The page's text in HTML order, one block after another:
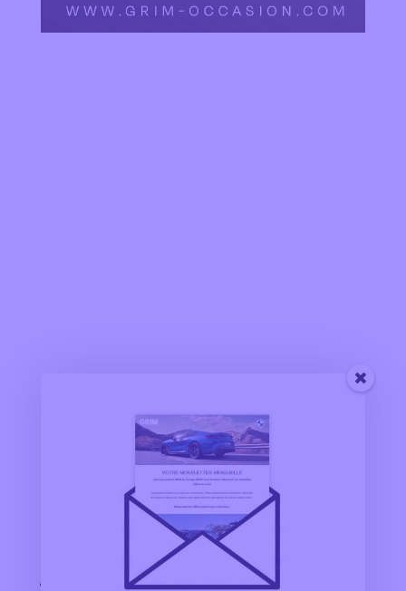
Nos Concessions
BMW MONTPELLIER